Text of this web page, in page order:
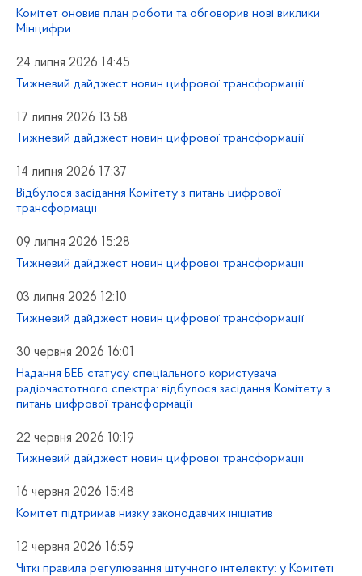
Комітет оновив план роботи та обговорив нові виклики
Мінцифри
24 липня 2026 14:45
Тижневий дайджест новин цифрової трансформації
17 липня 2026 13:58
Тижневий дайджест новин цифрової трансформації
14 липня 2026 17:37
Відбулося засідання Комітету з питань цифрової
трансформації
09 липня 2026 15:28
Тижневий дайджест новин цифрової трансформації
03 липня 2026 12:10
Тижневий дайджест новин цифрової трансформації
30 червня 2026 16:01
Надання БЕБ статусу спеціального користувача
радіочастотного спектра: відбулося засідання Комітету з
питань цифрової трансформації
22 червня 2026 10:19
Тижневий дайджест новин цифрової трансформації
16 червня 2026 15:48
Комітет підтримав низку законодавчих ініціатив
12 червня 2026 16:59
Чіткі правила регулювання штучного інтелекту: у Комітеті